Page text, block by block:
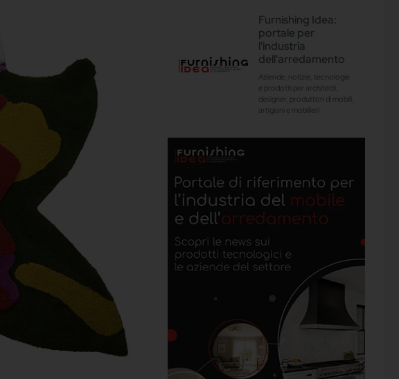
Furnishing Idea:
portale per
l'industria
dell'arredamento
Aziende, notizie, tecnologie
e prodotti per architetti,
designer, produttori di mobili,
artigiani e mobilieri